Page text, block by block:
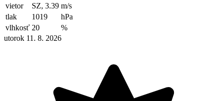
vietor
SZ, 3.39 m/s
tlak
1019
hPa
vlhkosť 20
%
utorok 11. 8. 2026